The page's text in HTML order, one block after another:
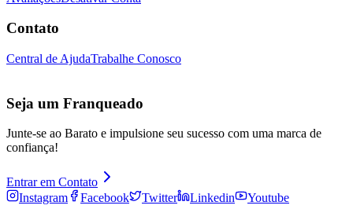
Contato
Central de AjudaTrabalhe Conosco
Seja um Franqueado
Junte-se ao Barato e impulsione seu sucesso com uma marca de
confiança!
Entrar em Contato
Instagram
Facebook Twitter Linkedin
Youtube